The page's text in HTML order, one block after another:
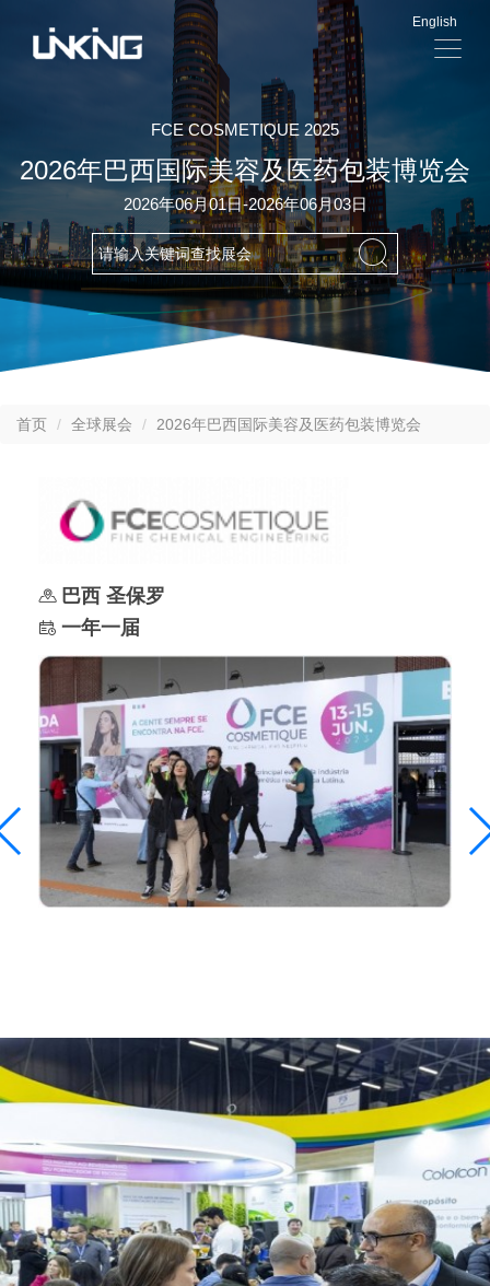
English
显
FCE COSMETIQUE 2025
2026年巴西国际美容及医药包装博览会
2026年06月01日-2026年06月03日
首页 全球展会 2026年巴西国际美容及医药包装博览会
巴西 圣保罗
一年一届